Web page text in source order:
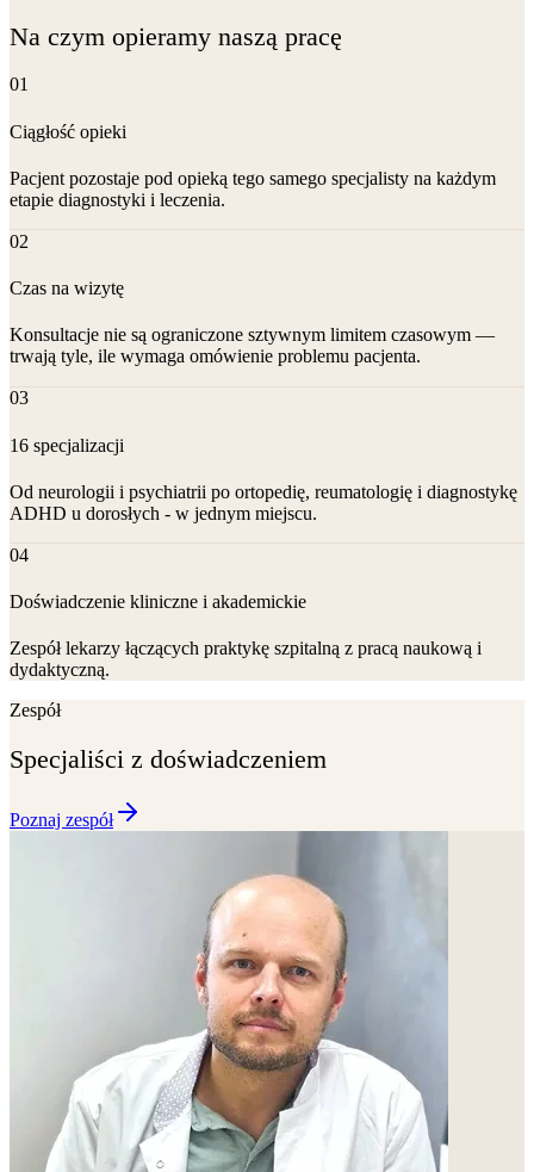
Na czym opieramy naszą pracę
01
Ciągłość opieki
Pacjent pozostaje pod opieką tego samego specjalisty na każdym
etapie diagnostyki i leczenia.
02
Czas na wizytę
Konsultacje nie są ograniczone sztywnym limitem czasowym —
trwają tyle, ile wymaga omówienie problemu pacjenta.
03
16 specjalizacji
Od neurologii i psychiatrii po ortopedię, reumatologię i diagnostykę
ADHD u dorosłych - w jednym miejscu.
04
Doświadczenie kliniczne i akademickie
Zespół lekarzy łączących praktykę szpitalną z pracą naukową i
dydaktyczną.
Zespół
Specjaliści z doświadczeniem
Poznaj zespół